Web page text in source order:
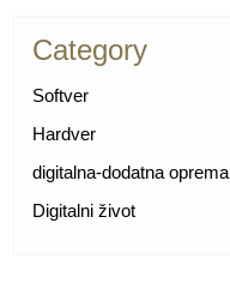
Category
Softver
Hardver
digitalna-dodatna oprema
Digitalni život